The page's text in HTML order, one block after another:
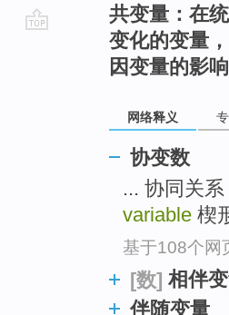
共变量：在
变化的变量
因变量的影响
网络释义
协变数
... 协同关
variable 楔
基于108个网
[数] 相伴
伴随变量